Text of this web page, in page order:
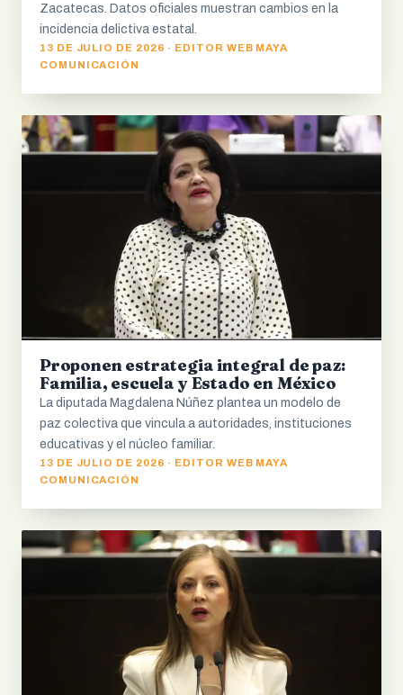
Zacatecas. Datos oficiales muestran cambios en la
incidencia delictiva estatal.
13 DE JULIO DE 2026 · EDITOR WEB MAYA
COMUNICACIÓN
Proponen estrategia integral de paz:
Familia, escuela y Estado en México
La diputada Magdalena Núñez plantea un modelo de
paz colectiva que vincula a autoridades, instituciones
educativas y el núcleo familiar.
13 DE JULIO DE 2026 · EDITOR WEB MAYA
COMUNICACIÓN